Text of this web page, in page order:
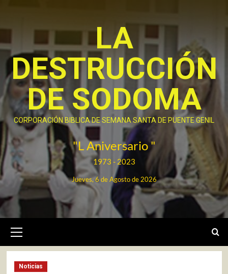
contenido
LA
DESTRUCCIÓN
DE SODOMA
CORPORACIÓN BIBLICA DE SEMANA SANTA DE PUENTE GENIL
"L Aniversario "
1973 - 2023
Jueves, 6 de Agosto de 2026
primario
Noticias